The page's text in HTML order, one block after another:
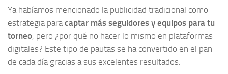
Ya habíamos mencionado la publicidad tradicional como
estrategia paracaptar más seguidores y equipos para tu
torneo, pero ¿por qué no hacer lo mismo en plataformas
digitales? Este tipo de pautas se ha convertido en el pan
de cada día gracias a sus excelentes resultados.